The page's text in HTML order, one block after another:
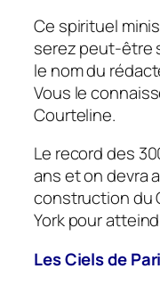
Ce spirituel
serez peut-être
le nom du
Vous le
Courteline.
Le record des
ans et ondevra
construction du
York pour
Les Ciels de